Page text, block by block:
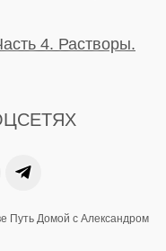
4. Растворы.
Путь Домой с Александром